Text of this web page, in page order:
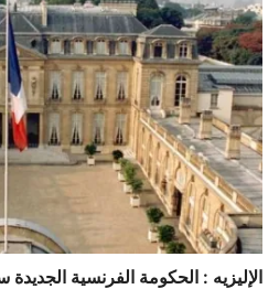
الإليزيه : الحكومة الفرنسية